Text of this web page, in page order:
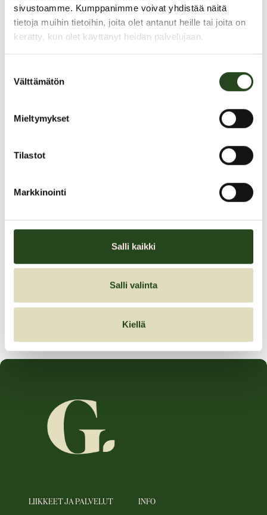
sivustoamme. Kumppanimme voivat yhdistää näitä
tietoja muihin tietoihin, joita olet antanut heille tai joita on
kerätty, kun olet käyttänyt heidän palvelujaan.
valinta
Välttämätön
Mieltymykset
Tilastot
Markkinointi
Salli kaikki
Salli valinta
Kiellä
-20%
Tarjouksen voimassaoloaika:
LIIKKEET JA PALVELUT INFO